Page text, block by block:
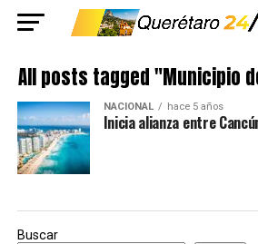
All posts tagged "Municipio
NACIONAL hace 5 años
Inicia alianza entre
Buscar